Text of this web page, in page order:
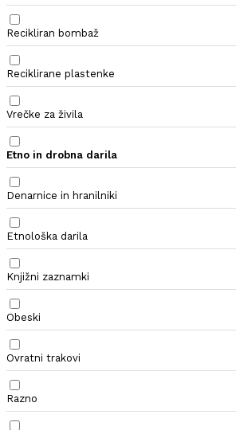
Recikliran bombaž
Reciklirane plastenke
Vrečke za živila
Etno in drobna darila
Denarnice in hranilniki
Etnološka darila
Knjižni zaznamki
Obeski
Ovratni trakovi
Razno